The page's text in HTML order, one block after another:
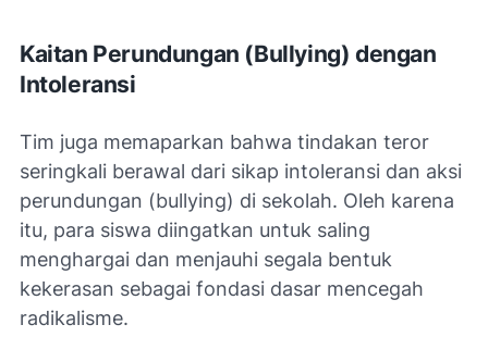
Kaitan Perundungan (Bullying) dengan
Intoleransi
Tim juga memaparkan bahwa tindakan teror
seringkali berawal dari sikap intoleransi dan aksi
perundungan (bullying) di sekolah. Oleh karena
itu, para siswa diingatkan untuk saling
menghargai dan menjauhi segala bentuk
kekerasan sebagai fondasi dasar mencegah
radikalisme.